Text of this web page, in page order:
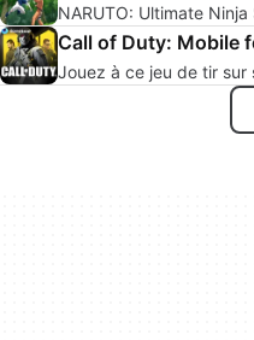
NARUTO: Ultimate
Call of Duty: Mobile
Jouez à ce jeu de tir sur